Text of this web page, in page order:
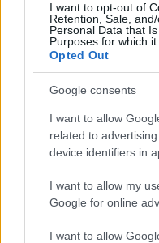
I want to opt-out of
Retention, Sale,
Personal Data that
Purposes for which it
Opted Out
Google consents
I want to allow
related to
device identifiers in
I want to allow my
Google for online
I want to allow
"Még a
mert hát a
Ültünk az
meg
fejlesztéstől a
egy gladiátorokra
eredeti
győzelemhez